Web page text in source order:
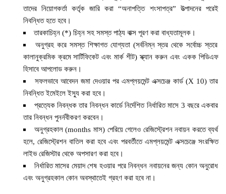
তাদের নিয়োগকর্তা কর্তৃক জারি করা “অনাপত্তি শংসাপত্র” উত্পাদনের পরেই
নিবন্ধিত হতে হবে।
তারকাচিহ্ন (*) চিহ্ন সহ সমস্ত পাঠ্য বাক্স পূরণ করা বাধ্যতামূলক।
অনুগ্রহ করে সমস্ত শিক্ষাগত যোগ্যতা (সর্বনিম্ন স্তর থেকে সর্বোচ্চ স্তরে
কালানুক্রমিক ক্রমে সার্টিফিকেট এবং মার্ক শীট) স্ক্যান করুন এবং একক পিডিএফ
হিসাবে আপলোড করুন।
সফলভাবে আবেদন জমা দেওয়ার পর এমপ্লয়মেন্ট এক্সচেঞ্জ কার্ড (X 10) তার
নিবন্ধিত ইমেইলে ইস্যু করা হবে।
প্রত্যেক নিবন্ধক তার নিবন্ধন কার্ডে নির্দেশিত নির্ধারিত মাসে 3 বছরে একবার
তার নিবন্ধন পুনর্নবীকরণ করবেন।
অনুগ্রহকাল (months মাস) পেরিয়ে গেলেও রেজিস্ট্রেশন নবায়ন করতে ব্যর্থ
হলে, রেজিস্ট্রেশন বাতিল করা হবে এবং পরবর্তীতে এমপ্লয়মেন্ট এক্সচেঞ্জে সংরক্ষিত
লাইভ রেজিস্টার থেকে অপসারণ করা হবে।
নির্ধারিত মাসের মেয়াদ শেষ হওয়ার পরে নিবন্ধন নবায়নের জন্য কোন অনুরোধ
এবং অনুগ্রহকাল কোন অবস্থাতেই গ্রহণ করা হবে না।